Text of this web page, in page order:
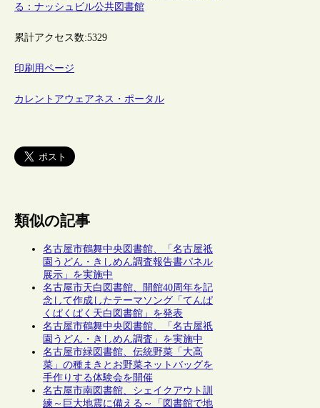
る：ナッシュビル公共図書館
累計アクセス数:5329
印刷用ページ
カレントアウェアネス・ポータル
類似の記事
名古屋市鶴舞中央図書館、「名古屋祗
園うどん・きしめん調査報告書パネル
展示」を実施中
名古屋市天白図書館、開館40周年を記
念して作成したテーマソング「てんぱ
くぱくぱく天白図書館」を発表
名古屋市鶴舞中央図書館、「名古屋祇
園うどん・きしめん調査」を実施中
名古屋市緑図書館、伝統野菜「大高
菜」の種まきとお野菜ネットバッグを
手作りする体験会を開催
名古屋市南図書館、シェイクアウト訓
練～巨大地震に備える～「図書館で地